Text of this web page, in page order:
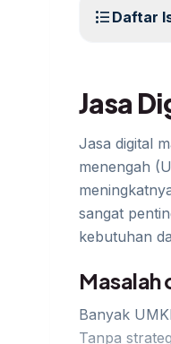
format_list_bulleted Daftar
Jasa
Jasa digital
menengah
sangat
kebutuhan
Masalah
Banyak
Tanpa